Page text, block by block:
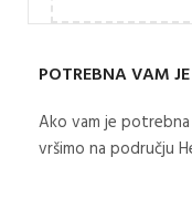
POTREBNA VAM
Ako vam je
vršimo na području